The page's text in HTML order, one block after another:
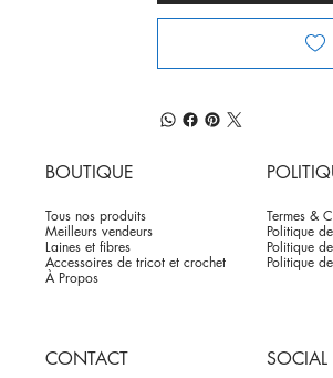
BOUTIQUE
Tous nos produits
Meilleurs vendeurs
Laines et fibres
Accessoires de tricot et crochet
À Propos
Termes &
Politique
Politique
Politique
CONTACT SOCIAL